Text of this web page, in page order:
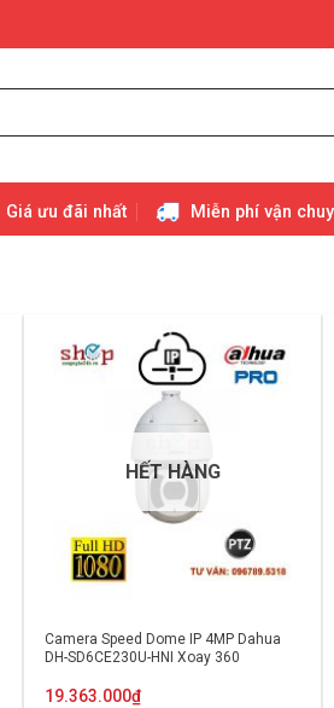
Giá ưu đãi nhất Miễn phí vận
HẾT HÀNG
Camera Speed Dome IP 4MP Dahua
DH-SD6CE230U-HNI Xoay 360
19.363.000₫